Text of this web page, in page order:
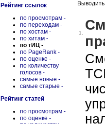
Рейтинг ссылок
по просмотрам -
по переходам -
по хостам -
по хитам -
по тИЦ -
по PageRank -
по оценке -
по количеству
голосов -
самые новые -
самые старые -
Рейтинг статей
по просмотрам -
по оценке -
1.